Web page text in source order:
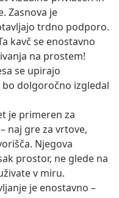
Zasnova je
trdno podporo.
kavč se enostavno
na prostem!
se upirajo
dolgoročno izgledal
je primeren za
naj gre za vrtove,
Njegova
prostor, ne glede na
v miru.
je enostavno –